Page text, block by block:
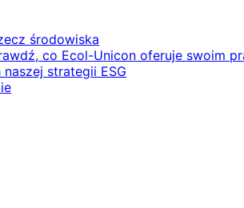
środowiska
co Ecol-Unicon oferuje swoim
strategii ESG